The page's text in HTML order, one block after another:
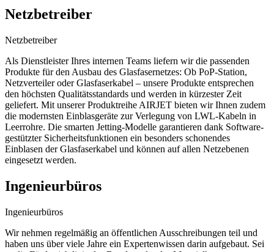
Netzbetreiber
Netzbetreiber
Als Dienstleister Ihres internen Teams liefern wir die passenden
Produkte für den Ausbau des Glasfasernetzes: Ob PoP-Station,
Netzverteiler oder Glasfaserkabel – unsere Produkte entsprechen
den höchsten Qualitätsstandards und werden in kürzester Zeit
geliefert. Mit unserer Produktreihe AIRJET bieten wir Ihnen zudem
die modernsten Einblasgeräte zur Verlegung von LWL-Kabeln in
Leerrohre. Die smarten Jetting-Modelle garantieren dank Software-
gestützter Sicherheitsfunktionen ein besonders schonendes
Einblasen der Glasfaserkabel und können auf allen Netzebenen
eingesetzt werden.
Ingenieurbüros
Ingenieurbüros
Wir nehmen regelmäßig an öffentlichen Ausschreibungen teil und
haben uns über viele Jahre ein Expertenwissen darin aufgebaut. Sei